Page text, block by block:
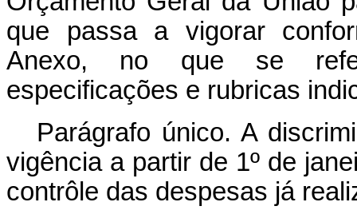
que passa a vigorar
Anexo, no que se
especificações e rubricas
Parágrafo único. A
vigência a partir de 1º de
contrôle das despesas já